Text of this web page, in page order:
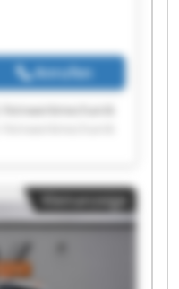
Anrufen
Feinwerkmechanik
Feinwerkmechanik
Kleinanzeige